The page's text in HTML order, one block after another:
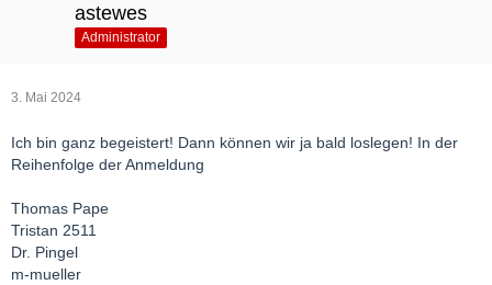
astewes
Administrator
3. Mai 2024
Ich bin ganz begeistert! Dann können wir ja bald loslegen! In der
Reihenfolge der Anmeldung
Thomas Pape
Tristan 2511
Dr. Pingel
m-mueller